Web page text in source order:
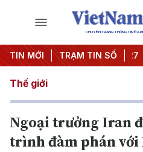
CHUYÊN TRANG THÔNG TIN ĐA
TIN MỚI TRẠM TIN SỐ
Trung ương 3 #APEC 2027
Thế giới
Ngoại trưởng Iran
trình đàm phán với